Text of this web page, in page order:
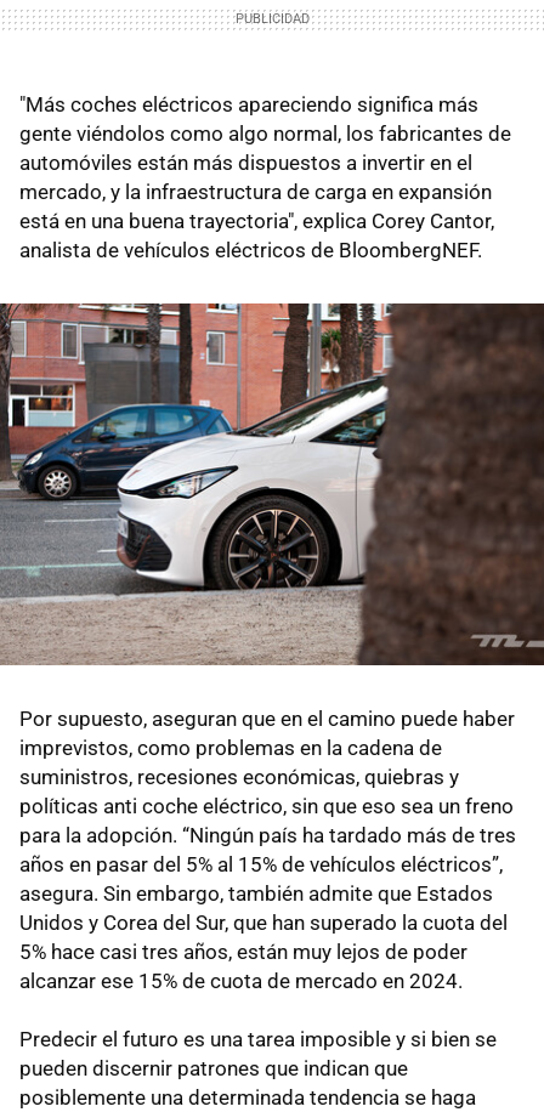
"Más coches eléctricos apareciendo significa más
gente viéndolos como algo normal, los fabricantes de
automóviles están más dispuestos a invertir en el
mercado, y la infraestructura de carga en expansión
está en una buena trayectoria", explica Corey Cantor,
analista de vehículos eléctricos de BloombergNEF.
Por supuesto, aseguran que en el camino puede haber
imprevistos, como problemas en la cadena de
suministros, recesiones económicas, quiebras y
políticas anti coche eléctrico, sin que eso sea un freno
para la adopción. “Ningún país ha tardado más de tres
años en pasar del 5% al 15% de vehículos eléctricos”,
asegura. Sin embargo, también admite que Estados
Unidos y Corea del Sur, que han superado la cuota del
5% hace casi tres años, están muy lejos de poder
alcanzar ese 15% de cuota de mercado en 2024.
Predecir el futuro es una tarea imposible y si bien se
pueden discernir patrones que indican que
posiblemente una determinada tendencia se haga